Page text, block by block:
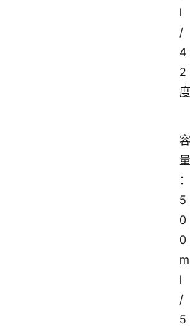
l
/
4
2
度
容
量
：
5
0
0
m
l
/
5